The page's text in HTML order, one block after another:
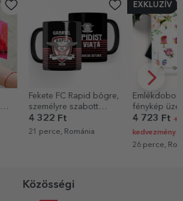
Fekete FC Rapid bögre,
személyre szabott
szöveggel – Rapidista
egész életre
4 322 Ft
21 perce, Románia
EXKLUZÍV
Emlékdoboz
fénykép
esküvői
4 723 Ft
kedvezmény
26 perce,
Közösségi